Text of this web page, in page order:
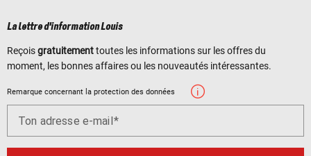
La lettre d'information Louis
Reçoisgratuitementtoutes les informations sur les offres du
moment, les bonnes affaires ou les nouveautés intéressantes.
Remarque concernant la protection des données
Ton adresse e-mail